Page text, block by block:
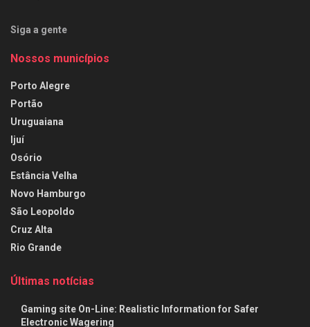
Siga a gente
Nossos municípios
Porto Alegre
Portão
Uruguaiana
Ijuí
Osório
Estância Velha
Novo Hamburgo
São Leopoldo
Cruz Alta
Rio Grande
Últimas notícias
Gaming site On-Line: Realistic Information for Safer
Electronic Wagering